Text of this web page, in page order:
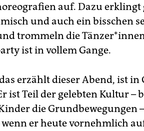
auf. Dazu erklingt
und auch ein bisschen
trommeln die
ist in vollem Gange.
erzählt dieser Abend, ist in
ist Teil der gelebten Kultur –
die Grundbewegungen
wenn er heute vornehmlich